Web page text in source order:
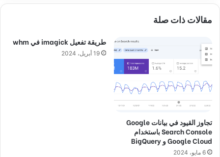
مقالات ذات صلة
تجاوز القيود في بيانات Google
Search Console باستخدام
Google Cloud و BigQuery
6 مايو، 2024
طريقة تفعيل imagick في whm
19 أبريل، 2024